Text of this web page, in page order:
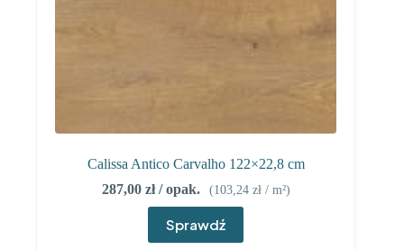
Calissa Antico Carvalho 122×22,8 cm
287,00 zł/ opak. (103,24 zł/ m²)
Sprawdź